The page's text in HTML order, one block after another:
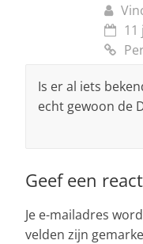
11
Is er al iets
echt gewoon de
Geef een
Je e-mailadres
velden zijn